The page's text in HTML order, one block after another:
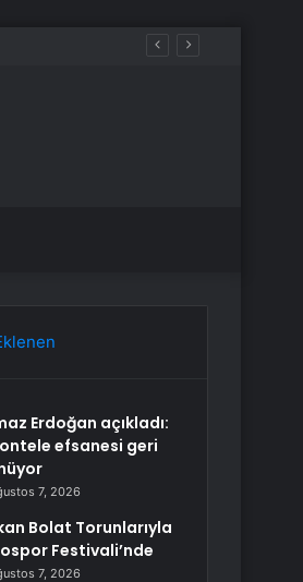
Erdoğan açıkladı:
efsanesi geri
7, 2026
Bolat Torunlarıyla
Festivali’nde
7, 2026